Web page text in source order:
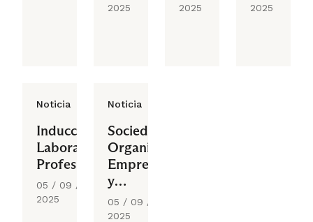
2025
2025
2025
Noticia
Inducción
Laboral
Profesional
05 / 09 /
2025
Noticia
Sociedad,
Organización,
Empresas
y
Personas
05 / 09 /
2025